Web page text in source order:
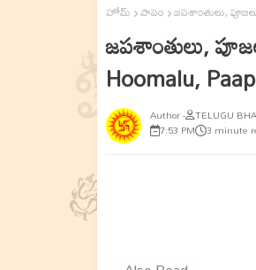
హోమ్ పాపం జపశాంతులు,
జపశాంతులు,
Hoomalu,
TELUGU
7:53 PM 3 minute